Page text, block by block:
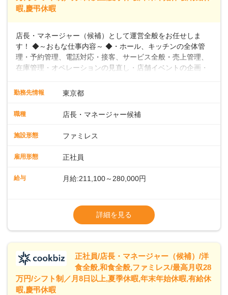
暇,慶弔休暇
店長・マネージャー（候補）として運営全般をお任せしま
す！ ◆～おもな仕事内容～ ◆・ホール、キッチンの全体管
理・予約管理、電話対応・接客、サービス全般・売上管理、
在庫管理・オペレーションの見直し・店舗イベントの企画・
入社後はスキルに合わせた業務からお任せしますので、徐々
向上を目指すDX推進～ ◆すかいらーくのレストランでは、
スタッフの働きやすさをサポートしています。配膳ロボット
や歩行数が約40%も削減されました！また、配膳ロボットに
なDX（デジタルトランスフォーメーション）の取り組みを進
います。私たちは、多様な働き方を提供し、ライフステージ
に合わせた柔軟な勤務時間や働きやすい環境を整えていま
います。
勤務先情報 東京都
職種 店長・マネージャー候補
施設形態 ファミレス
雇用形態 正社員
給与 月給:211,100～280,000円
※残業代全額支給
※経験に応じて応相談①ナショナル社員：月
給245,800円～②エリア社員 ：月給
詳細を見る
正社員/店長・マネージャー（候補）/洋
食全般,和食全般,ファミレス/最高月収28
万円/シフト制／月8日以上,夏季休暇,年末年始休暇,有給休
暇,慶弔休暇